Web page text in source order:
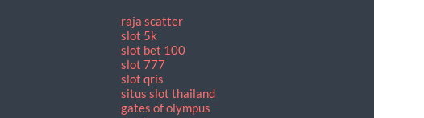
raja scatter
slot 5k
slot bet 100
slot 777
slot qris
situs slot thailand
gates of olympus